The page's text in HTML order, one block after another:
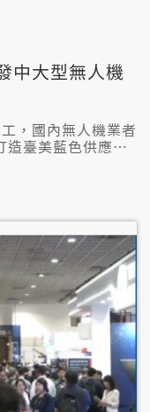
中大型無人機
，國內無人機業者
造臺美藍色供應
大型無人機T-
，攻擊中共軍